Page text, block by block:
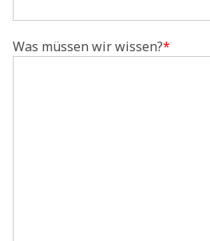
Was müssen wir wissen?*